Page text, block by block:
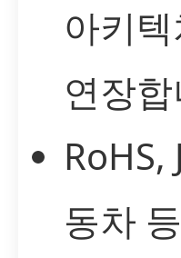
아키
연장
RoHS,
동차